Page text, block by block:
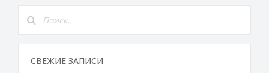
СВЕЖИЕ ЗАПИСИ